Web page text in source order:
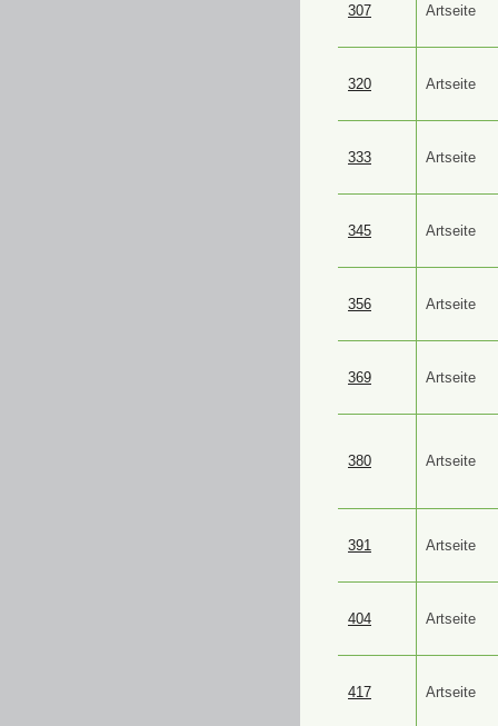
307 Artseite
320 Artseite
333 Artseite
345 Artseite
356 Artseite
369 Artseite
380 Artseite
391 Artseite
404 Artseite
417 Artseite